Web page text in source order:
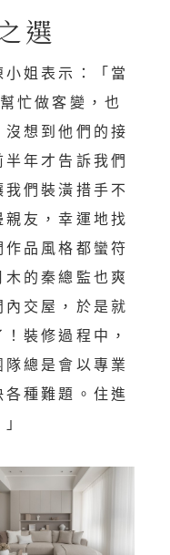
選
姐表示：「當
忙做客變，也
想到他們的接
年才告訴我們
們裝潢措手不
友，幸運地找
品風格都蠻符
的秦總監也爽
交屋，於是就
裝修過程中，
總是會以專業
種難題。住進